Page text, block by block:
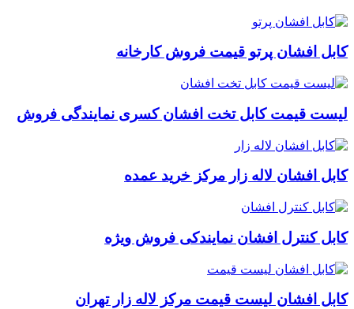
کابل افشان پرتو قیمت فروش کارخانه
لیست قیمت کابل تخت افشان کسری نمایندگی فروش
کابل افشان لاله زار مرکز خرید عمده
کابل کنترل افشان نمایندکی فروش ویژه
کابل افشان لیست قیمت مرکز لاله زار تهران